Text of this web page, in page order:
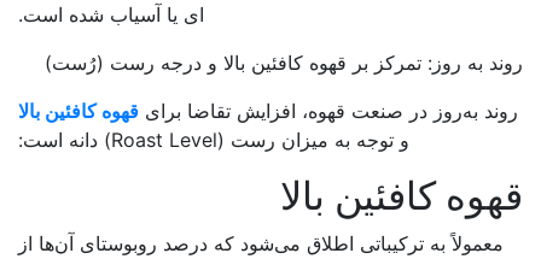
ای یا آسیاب شده است.
به روز: تمرکز بر قهوه کافئین بالا و درجه رست (رُست)
به‌روز در صنعت قهوه، افزایش تقاضا برایقهوه کافئین بالا
و توجه به میزان رست (Roast Level) دانه است:
کافئین بالا
به ترکیباتی اطلاق می‌شود که درصد روبوستای آن‌ها از